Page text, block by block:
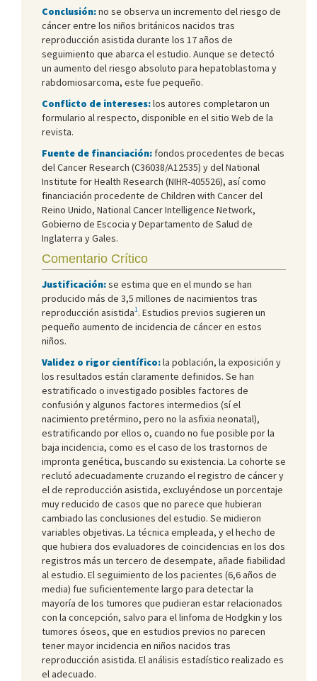
Conclusión:no se observa un incremento del riesgo de
cáncer entre los niños británicos nacidos tras
reproducción asistida durante los 17 años de
seguimiento que abarca el estudio. Aunque se detectó
un aumento del riesgo absoluto para hepatoblastoma y
rabdomiosarcoma, este fue pequeño.
Conflicto de intereses:los autores completaron un
formulario al respecto, disponible en el sitio Web de la
revista.
Fuente de financiación: fondos procedentes de becas
del Cancer Research (C36038/A12535) y del National
Institute for Health Research (NIHR-405526), así como
financiación procedente de Children with Cancer del
Reino Unido, National Cancer Intelligence Network,
Gobierno de Escocia y Departamento de Salud de
Inglaterra y Gales.
Comentario Crítico
Justificación:se estima que en el mundo se han
producido más de 3,5 millones de nacimientos tras
reproducción asistida1. Estudios previos sugieren un
pequeño aumento de incidencia de cáncer en estos
niños.
Validez o rigor científico:la población, la exposición y
los resultados están claramente definidos. Se han
estratificado o investigado posibles factores de
confusión y algunos factores intermedios (sí el
nacimiento pretérmino, pero no la asfixia neonatal),
estratificando por ellos o, cuando no fue posible por la
baja incidencia, como es el caso de los trastornos de
impronta genética, buscando su existencia. La cohorte se
reclutó adecuadamente cruzando el registro de cáncer y
el de reproducción asistida, excluyéndose un porcentaje
muy reducido de casos que no parece que hubieran
cambiado las conclusiones del estudio. Se midieron
variables objetivas. La técnica empleada, y el hecho de
que hubiera dos evaluadores de coincidencias en los dos
registros más un tercero de desempate, añade fiabilidad
al estudio. El seguimiento de los pacientes (6,6 años de
media) fue suficientemente largo para detectar la
mayoría de los tumores que pudieran estar relacionados
con la concepción, salvo para el linfoma de Hodgkin y los
tumores óseos, que en estudios previos no parecen
tener mayor incidencia en niños nacidos tras
reproducción asistida. El análisis estadístico realizado es
el adecuado.